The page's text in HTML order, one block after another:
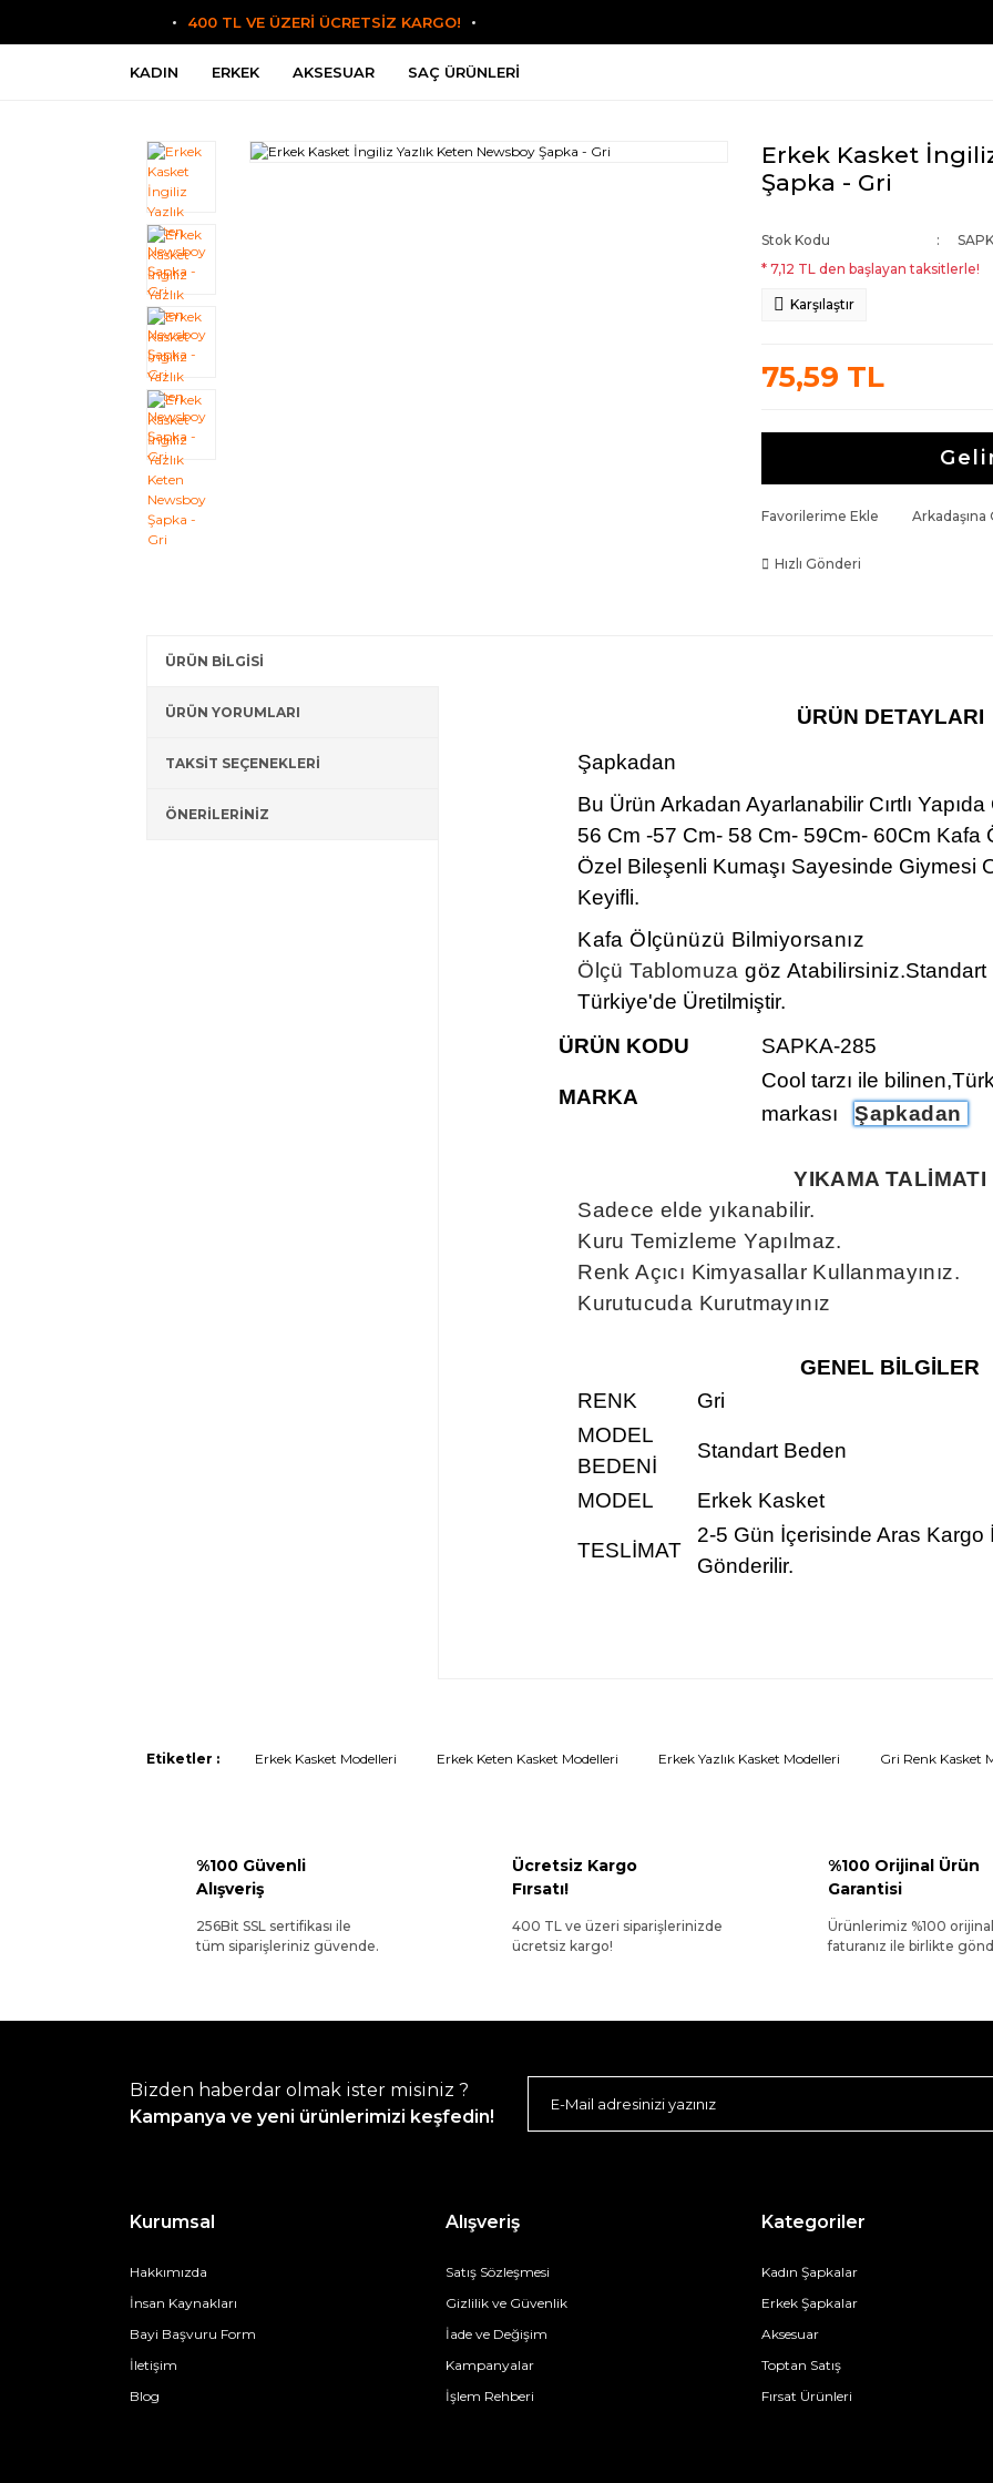
400 TL VE ÜZERİ ÜCRETSİZ KARGO!
KADIN ERKEK AKSESUAR SAÇ ÜRÜNLERI
Erkek Kasket
Şapka - Gri
Stok Kodu
* 7,12 TL den başlayan taksitlerle!
Karşılaştır
75,59 TL
Favorilerime Ekle Arkadaşına
Hızlı Gönderi
ÜRÜN BİLGİSİ
ÜRÜN YORUMLARI
TAKSİT SEÇENEKLERİ
ÖNERİLERİNİZ
ÜRÜN DETAYLARI
Şapkadan
Bu Ürün Arkadan Ayarlanabilir Cırtlı
56 Cm -57 Cm- 58 Cm- 59Cm- 60Cm Kafa
Özel Bileşenli Kumaşı Sayesinde Giymesi
Keyifli.
Kafa Ölçünüzü Bilmiyorsanız
Ölçü Tablomuza göz Atabilirsiniz.Standart
Türkiye'de Üretilmiştir.
ÜRÜN KODU
SAPKA-285
MARKA
Cool tarzı ile
markası
Şapkadan
YIKAMA TALİMATI
Sadece elde yıkanabilir.
Kuru Temizleme Yapılmaz.
Renk Açıcı Kimyasallar Kullanmayınız.
Kurutucuda Kurutmayınız
GENEL BİLGİLER
RENK
Gri
MODEL
BEDENİ
Standart Beden
MODEL Erkek Kasket
TESLİMAT
2-5 Gün İçerisinde Aras
Gönderilir.
Etiketler : Erkek Kasket Modelleri Erkek Keten Kasket Modelleri Erkek Yazlık Kasket Modelleri Gri Renk Kasket
%100 Güvenli
Alışveriş
256Bit SSL sertifikası ile
tüm siparişleriniz güvende.
Ücretsiz Kargo
Fırsatı!
400 TL ve üzeri siparişlerinizde
ücretsiz kargo!
%100 Orijinal Ürün
Garantisi
Ürünlerimiz %100
faturanız ile birlikte
Bizden haberdar olmak ister misiniz ?
Kampanya ve yeni ürünlerimizi keşfedin!
Kurumsal
Hakkımızda
İnsan Kaynakları
Bayi Başvuru Form
İletişim
Blog
Alışveriş
Satış Sözleşmesi
Gizlilik ve Güvenlik
İade ve Değişim
Kampanyalar
İşlem Rehberi
Kategoriler
Kadın Şapkalar
Erkek Şapkalar
Aksesuar
Toptan Satış
Fırsat Ürünleri